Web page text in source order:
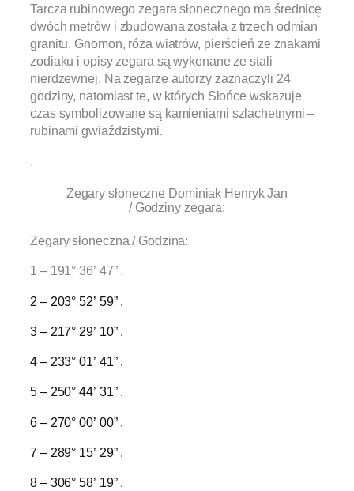
Tarcza rubinowego zegara słonecznego ma średnicę
dwóch metrów i zbudowana została z trzech odmian
granitu. Gnomon, róża wiatrów, pierścień ze znakami
zodiaku i opisy zegara są wykonane ze stali
nierdzewnej. Na zegarze autorzy zaznaczyli 24
godziny, natomiast te, w których Słońce wskazuje
czas symbolizowane są kamieniami szlachetnymi –
rubinami gwiaździstymi.
.
Zegary słoneczne Dominiak Henryk Jan
/ Godziny zegara:
Zegary słoneczna / Godzina:
1 – 191° 36’ 47” .
2 – 203° 52’ 59” .
3 – 217° 29’ 10” .
4 – 233° 01’ 41” .
5 – 250° 44’ 31” .
6 – 270° 00’ 00” .
7 – 289° 15’ 29” .
8 – 306° 58’ 19” .